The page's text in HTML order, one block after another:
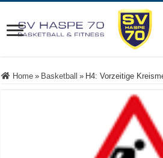
Home » Basketball » H4: Vorzeitige